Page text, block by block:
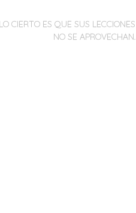
CIERTO ES QUE SUS LECCIONES
NO SE APROVECHAN.